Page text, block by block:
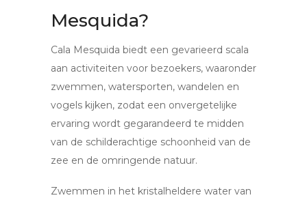
Mesquida?
Cala Mesquida biedt een gevarieerd scala
aan activiteiten voor bezoekers, waaronder
zwemmen, watersporten, wandelen en
vogels kijken, zodat een onvergetelijke
ervaring wordt gegarandeerd te midden
van de schilderachtige schoonheid van de
zee en de omringende natuur.
Zwemmen in het kristalheldere water van